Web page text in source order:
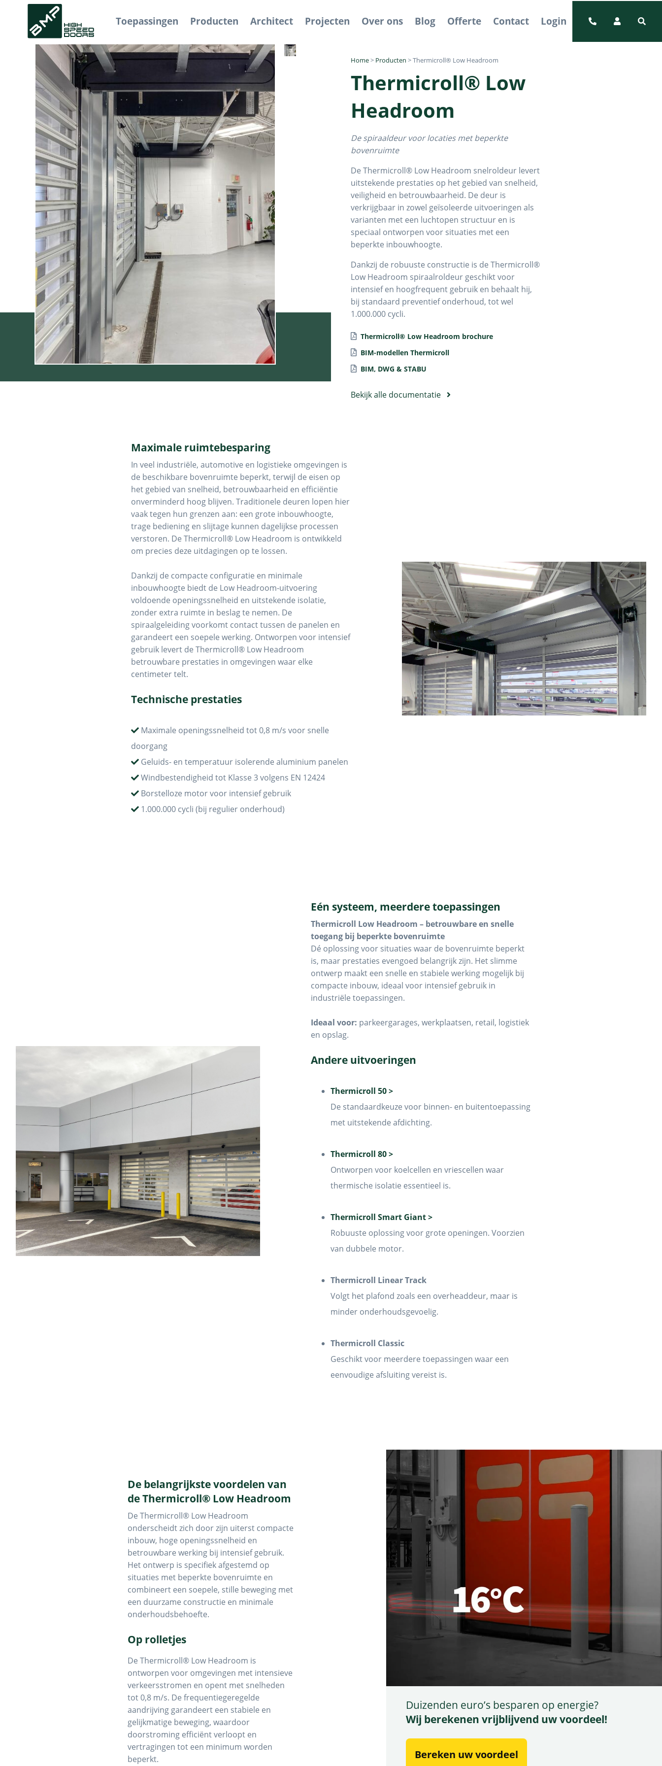
Toepassingen Producten Architect Projecten Over ons Blog Offerte Contact Login
Home> Producten >Thermicroll® Low Headroom
Thermicroll® Low
Headroom
De spiraaldeur voor locaties met beperkte
bovenruimte
De Thermicroll® Low Headroom snelroldeur levert
uitstekende prestaties op het gebied van snelheid,
veiligheid en betrouwbaarheid. De deur is
verkrijgbaar in zowel geïsoleerde uitvoeringen als
varianten met een luchtopen structuur en is
speciaal ontworpen voor situaties met een
beperkte inbouwhoogte.
Dankzij de robuuste constructie is de Thermicroll®
Low Headroom spiraalroldeur geschikt voor
intensief en hoogfrequent gebruik en behaalt hij,
bij standaard preventief onderhoud, tot wel
1.000.000 cycli.
Thermicroll® Low Headroom brochure
BIM-modellen Thermicroll
BIM, DWG & STABU
Bekijk alle documentatie
Maximale ruimtebesparing
In veel industriële, automotive en logistieke omgevingen is
de beschikbare bovenruimte beperkt, terwijl de eisen op
het gebied van snelheid, betrouwbaarheid en efficiëntie
onverminderd hoog blijven. Traditionele deuren lopen hier
vaak tegen hun grenzen aan: een grote inbouwhoogte,
trage bediening en slijtage kunnen dagelijkse processen
verstoren. De Thermicroll® Low Headroom is ontwikkeld
om precies deze uitdagingen op te lossen.
Dankzij de compacte configuratie en minimale
inbouwhoogte biedt de Low Headroom-uitvoering
voldoende openingssnelheid en uitstekende isolatie,
zonder extra ruimte in beslag te nemen. De
spiraalgeleiding voorkomt contact tussen de panelen en
garandeert een soepele werking. Ontworpen voor intensief
gebruik levert de Thermicroll® Low Headroom
betrouwbare prestaties in omgevingen waar elke
centimeter telt.
Technische prestaties
Maximale openingssnelheid tot 0,8 m/s voor snelle
doorgang
Geluids- en temperatuur isolerende aluminium panelen
Windbestendigheid tot Klasse 3 volgens EN 12424
Borstelloze motor voor intensief gebruik
1.000.000 cycli (bij regulier onderhoud)
Eén systeem, meerdere toepassingen
Thermicroll Low Headroom – betrouwbare en snelle
toegang bij beperkte bovenruimte
Dé oplossing voor situaties waar de bovenruimte beperkt
is, maar prestaties evengoed belangrijk zijn. Het slimme
ontwerp maakt een snelle en stabiele werking mogelijk bij
compacte inbouw, ideaal voor intensief gebruik in
industriële toepassingen.
Ideaal voor: parkeergarages, werkplaatsen, retail, logistiek
en opslag.
Andere uitvoeringen
Thermicroll 50 >
De standaardkeuze voor binnen- en buitentoepassing
met uitstekende afdichting.
Thermicroll 80 >
Ontworpen voor koelcellen en vriescellen waar
thermische isolatie essentieel is.
Thermicroll Smart Giant >
Robuuste oplossing voor grote openingen. Voorzien
van dubbele motor.
Thermicroll Linear Track
Volgt het plafond zoals een overheaddeur, maar is
minder onderhoudsgevoelig.
Thermicroll Classic
Geschikt voor meerdere toepassingen waar een
eenvoudige afsluiting vereist is.
De belangrijkste voordelen van
de Thermicroll® Low Headroom
De Thermicroll® Low Headroom
onderscheidt zich door zijn uiterst compacte
inbouw, hoge openingssnelheid en
betrouwbare werking bij intensief gebruik.
Het ontwerp is specifiek afgestemd op
situaties met beperkte bovenruimte en
combineert een soepele, stille beweging met
een duurzame constructie en minimale
onderhoudsbehoefte.
Op rolletjes
De Thermicroll® Low Headroom is
ontworpen voor omgevingen met intensieve
verkeersstromen en opent met snelheden
tot 0,8 m/s. De frequentiegeregelde
aandrijving garandeert een stabiele en
gelijkmatige beweging, waardoor
doorstroming efficiënt verloopt en
vertragingen tot een minimum worden
beperkt.
Duizenden euro’s besparen op energie?
Wij berekenen vrijblijvend uw voordeel!
Bereken uw voordeel